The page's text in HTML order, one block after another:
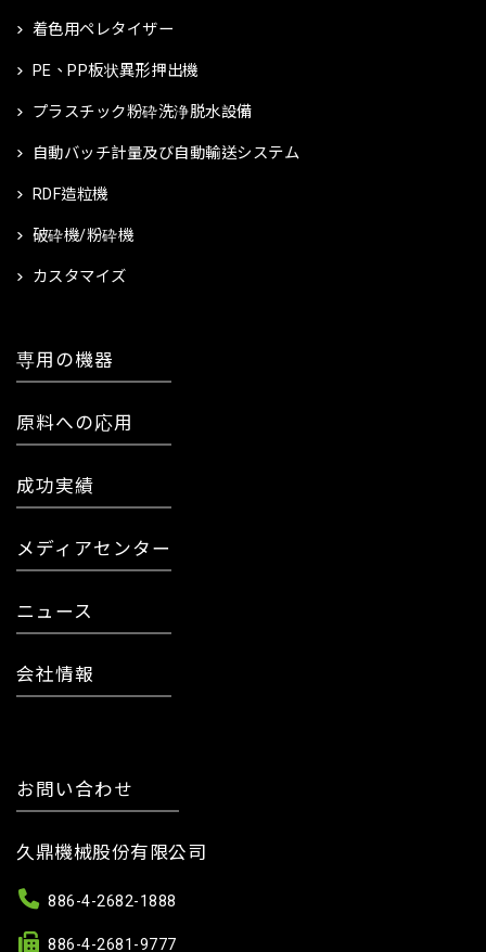
着色用ペレタイザー
PE、PP板状異形押出機
プラスチック粉砕洗浄脱水設備
自動バッチ計量及び自動輸送システム
RDF造粒機
破砕機/粉砕機
カスタマイズ
専用の機器
原料への応用
成功実績
メディアセンター
ニュース
会社情報
お問い合わせ
久鼎機械股份有限公司
886-4-2682-1888
886-4-2681-9777